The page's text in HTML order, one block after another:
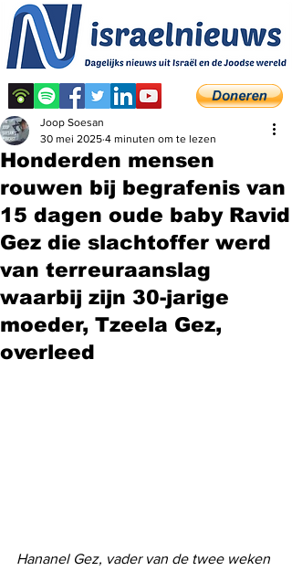
Honderden mensen
rouwen bij begrafenis van
15 dagen oude baby Ravid
Gez die slachtoffer werd
van terreuraanslag
waarbij zijn 30-jarige
moeder, Tzeela Gez,
overleed
Joop Soesan
30 mei 2025 4 minuten om te lezen
Hananel Gez, vader van de twee weken